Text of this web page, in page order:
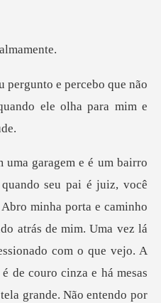
bo que não
ele
atrás de mim. Uma vez lá
com o que vejo. A
de couro cinza e há mesas